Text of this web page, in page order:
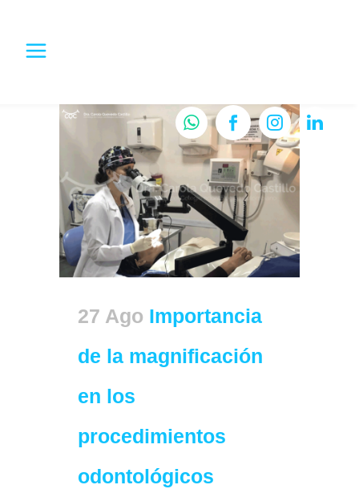
27 Ago Importancia
de la magnificación
en los
procedimientos
odontológicos